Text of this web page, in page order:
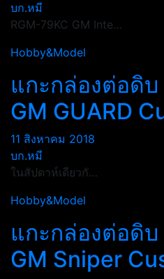
บก.หมี
RGM-79KC GM Inte…
Hobby&Model
แกะกล่องต่อดิบ
GM GUARD
11 สิงหาคม 2018
บก.หมี
ในสัปดาห์เดียวกั…
Hobby&Model
แกะกล่องต่อดิบ
GM Sniper